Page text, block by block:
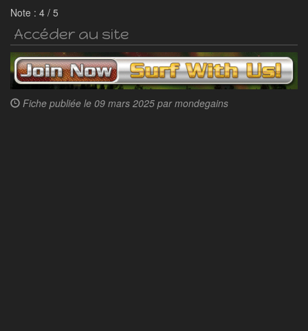
Note : 4 / 5
Accéder au site
Fiche publiée le 09 mars 2025 parmondegains